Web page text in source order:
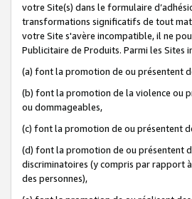
votre Site(s) dans le formulaire
transformations significatifs de tout
votre Site s'avère incompatible, il ne
Publicitaire de Produits. Parmi les Sites
(a) font la promotion de ou présentent
(b) font la promotion de la violence ou
ou dommageables,
(c) font la promotion de ou présentent
(d) font la promotion de ou présentent
discriminatoires (y compris par rapport
des personnes),